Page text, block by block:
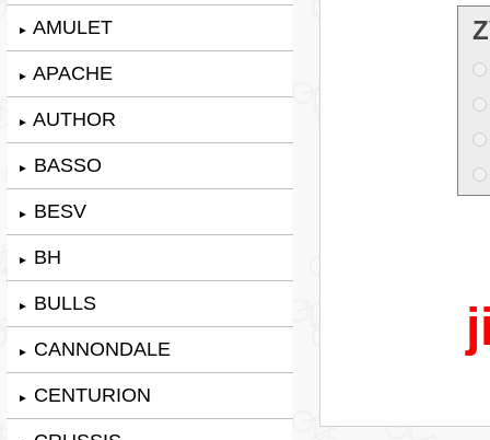
► AMULET
► APACHE
► AUTHOR
► BASSO
► BESV
► BH
► BULLS
► CANNONDALE
► CENTURION